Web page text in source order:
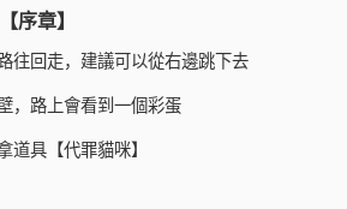
序章】
往回走，建議可以從右邊跳下去
，路上會看到一個彩蛋
道具【代罪貓咪】